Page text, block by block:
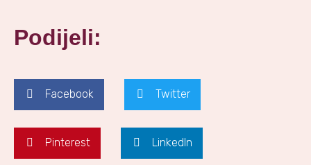
Podijeli:
Facebook Twitter
Pinterest LinkedIn